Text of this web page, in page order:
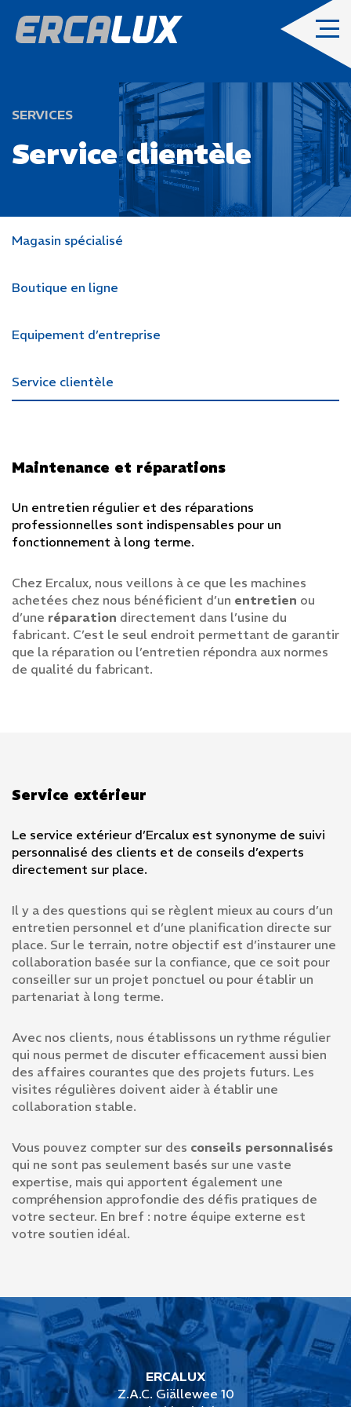
Accueil
Entreprise
Produits
techniques
travail
Électricité & sanitaire
Magasin spécialiséBoutique en ligne
Equipement d’entrepriseService clientèle
Projets
Contact
Demande
SERVICES
Service clientèle
Magasin spécialisé
Boutique en ligne
Equipement d’entreprise
Service clientèle
Maintenance et réparations
Un entretien régulier et des réparations
professionnelles sont indispensables pour un
fonctionnement à long terme.
Chez Ercalux, nous veillons à ce que les machines
achetées chez nous bénéficient d’un entretien ou
d’une réparation directement dans l’usine du
fabricant. C’est le seul endroit permettant de garantir
que la réparation ou l’entretien répondra aux normes
de qualité du fabricant.
Service extérieur
Le service extérieur d’Ercalux est synonyme de suivi
personnalisé des clients et de conseils d’experts
directement sur place.
Il y a des questions qui se règlent mieux au cours d’un
entretien personnel et d’une planification directe sur
place. Sur le terrain, notre objectif est d’instaurer une
collaboration basée sur la confiance, que ce soit pour
conseiller sur un projet ponctuel ou pour établir un
partenariat à long terme.
Avec nos clients, nous établissons un rythme régulier
qui nous permet de discuter efficacement aussi bien
des affaires courantes que des projets futurs. Les
visites régulières doivent aider à établir une
collaboration stable.
Vous pouvez compter sur des conseils personnalisés
qui ne sont pas seulement basés sur une vaste
expertise, mais qui apportent également une
compréhension approfondie des défis pratiques de
votre secteur. En bref : notre équipe externe est
votre soutien idéal.
ERCALUX
Z.A.C. Giällewee 10